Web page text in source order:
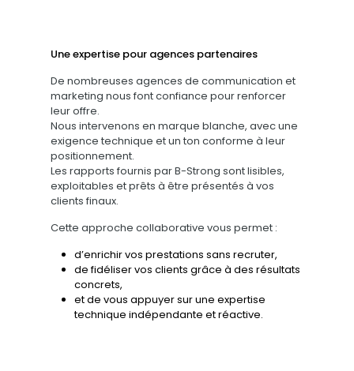
Une expertise pour agences partenaires
De nombreuses agences de communication et
marketing nous font confiance pour renforcer
leur offre.
Nous intervenons en marque blanche, avec une
exigence technique et un ton conforme à leur
positionnement.
Les rapports fournis par B-Strong sont lisibles,
exploitables et prêts à être présentés à vos
clients finaux.
Cette approche collaborative vous permet :
d’enrichir vos prestations sans recruter,
de fidéliser vos clients grâce à des résultats
concrets,
et de vous appuyer sur une expertise
technique indépendante et réactive.